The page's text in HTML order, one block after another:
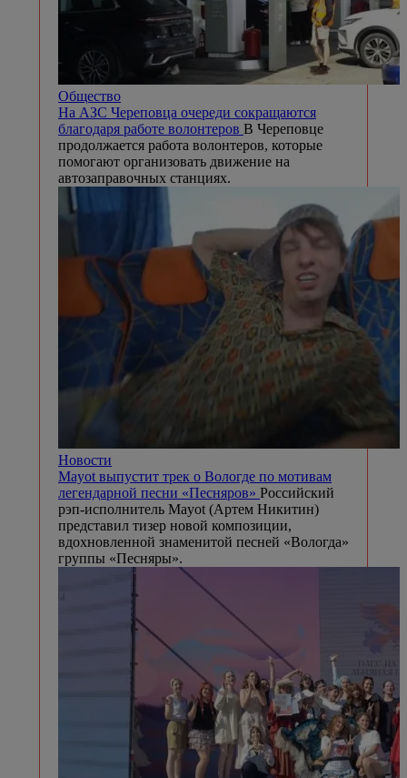
Общество
На АЗС Череповца очереди сокращаются
благодаря работе волонтеров В Череповце
продолжается работа волонтеров, которые
помогают организовать движение на
автозаправочных станциях.
Новости
Mayot выпустит трек о Вологде по мотивам
легендарной песни «Песняров» Российский
рэп-исполнитель Mayot (Артем Никитин)
представил тизер новой композиции,
вдохновленной знаменитой песней «Вологда»
группы «Песняры».